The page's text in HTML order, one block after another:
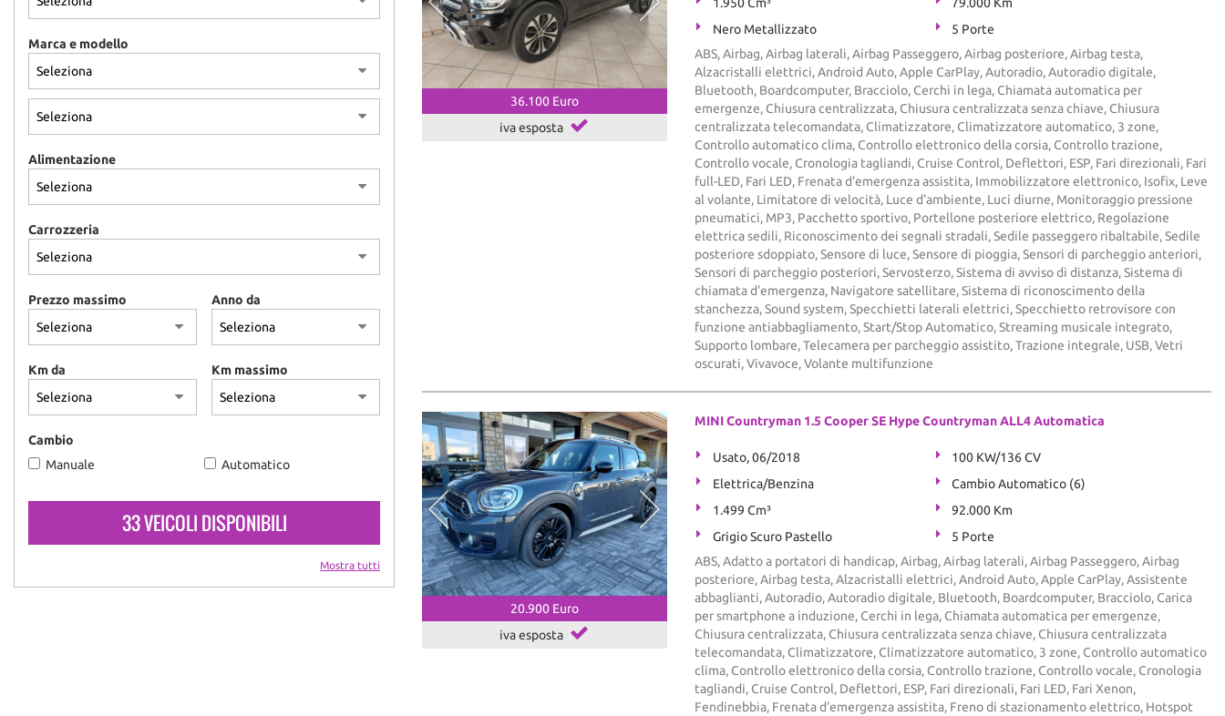
Marca e modello
Alimentazione
Carrozzeria
Prezzo massimo Anno da
Km da Km massimo
Cambio
Manuale
Automatico
33 VEICOLI DISPONIBILI
Mostra tutti
36.100 Euro
iva esposta
Nero Metallizzato
5 Porte
ABS, Airbag, Airbag laterali, Airbag Passeggero, Airbag posteriore, Airbag testa,
Alzacristalli elettrici, Android Auto, Apple CarPlay, Autoradio, Autoradio digitale,
Bluetooth, Boardcomputer, Bracciolo, Cerchi in lega, Chiamata automatica per
emergenze, Chiusura centralizzata, Chiusura centralizzata senza chiave, Chiusura
centralizzata telecomandata, Climatizzatore, Climatizzatore automatico, 3 zone,
Controllo automatico clima, Controllo elettronico della corsia, Controllo trazione,
Controllo vocale, Cronologia tagliandi, Cruise Control, Deflettori, ESP, Fari direzionali, Fari
full-LED, Fari LED, Frenata d'emergenza assistita, Immobilizzatore elettronico, Isofix, Leve
al volante, Limitatore di velocità, Luce d'ambiente, Luci diurne, Monitoraggio pressione
pneumatici, MP3, Pacchetto sportivo, Portellone posteriore elettrico, Regolazione
elettrica sedili, Riconoscimento dei segnali stradali, Sedile passeggero ribaltabile, Sedile
posteriore sdoppiato, Sensore di luce, Sensore di pioggia, Sensori di parcheggio anteriori,
Sensori di parcheggio posteriori, Servosterzo, Sistema di avviso di distanza, Sistema di
chiamata d'emergenza, Navigatore satellitare, Sistema di riconoscimento della
stanchezza, Sound system, Specchietti laterali elettrici, Specchietto retrovisore con
funzione antiabbagliamento, Start/Stop Automatico, Streaming musicale integrato,
Supporto lombare, Telecamera per parcheggio assistito, Trazione integrale, USB, Vetri
oscurati, Vivavoce, Volante multifunzione
20.900 Euro
iva esposta
MINI Countryman 1.5 Cooper SE Hype Countryman ALL4 Automatica
Usato, 06/2018
100 KW/136 CV
Elettrica/Benzina
Cambio Automatico (6)
1.499 Cm³
92.000 Km
Grigio Scuro Pastello
5 Porte
ABS, Adatto a portatori di handicap, Airbag, Airbag laterali, Airbag Passeggero, Airbag
posteriore, Airbag testa, Alzacristalli elettrici, Android Auto, Apple CarPlay, Assistente
abbaglianti, Autoradio, Autoradio digitale, Bluetooth, Boardcomputer, Bracciolo, Carica
per smartphone a induzione, Cerchi in lega, Chiamata automatica per emergenze,
Chiusura centralizzata, Chiusura centralizzata senza chiave, Chiusura centralizzata
telecomandata, Climatizzatore, Climatizzatore automatico, 3 zone, Controllo automatico
clima, Controllo elettronico della corsia, Controllo trazione, Controllo vocale, Cronologia
tagliandi, Cruise Control, Deflettori, ESP, Fari direzionali, Fari LED, Fari Xenon,
Fendinebbia, Frenata d'emergenza assistita, Freno di stazionamento elettrico, Hotspot